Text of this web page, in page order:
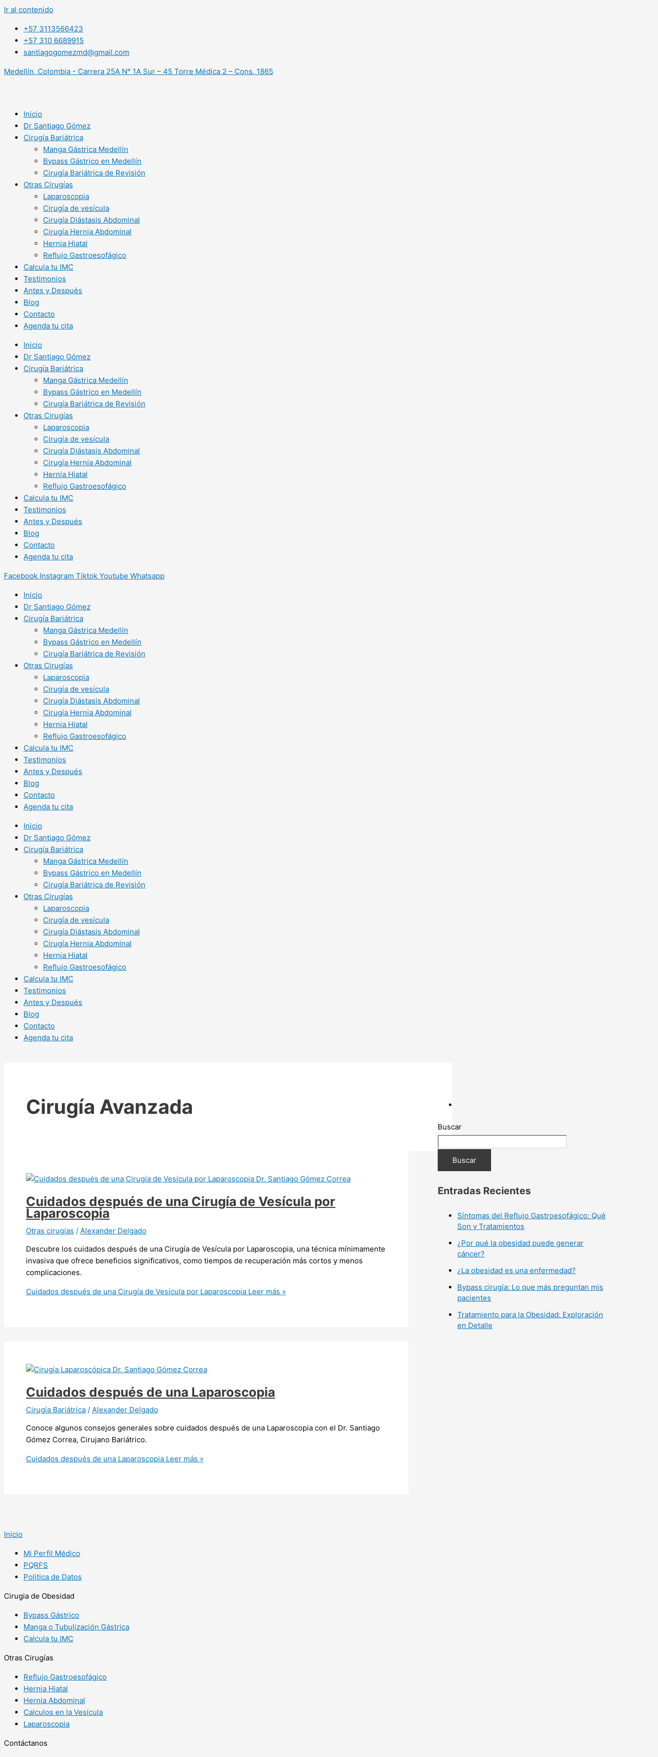
Ir al contenido
+57 3113566423
+57 310 6689915
santiagogomezmd@gmail.com
Medellín, Colombia - Carrera 25A N° 1A Sur – 45 Torre Médica 2 – Cons. 1865
Inicio
Dr Santiago Gómez
Cirugía Bariátrica
Manga Gástrica Medellín
Bypass Gástrico en Medellín
Cirugía Bariátrica de Revisión
Otras Cirugías
Laparoscopia
Cirugía de vesícula
Cirugía Diástasis Abdominal
Cirugía Hernia Abdominal
Hernia Hiatal
Reflujo Gastroesofágico
Calcula tu IMC
Testimonios
Antes y Después
Blog
Contacto
Agenda tu cita
Inicio
Dr Santiago Gómez
Cirugía Bariátrica
Manga Gástrica Medellín
Bypass Gástrico en Medellín
Cirugía Bariátrica de Revisión
Otras Cirugías
Laparoscopia
Cirugía de vesícula
Cirugía Diástasis Abdominal
Cirugía Hernia Abdominal
Hernia Hiatal
Reflujo Gastroesofágico
Calcula tu IMC
Testimonios
Antes y Después
Blog
Contacto
Agenda tu cita
Facebook Instagram Tiktok Youtube Whatsapp
Inicio
Dr Santiago Gómez
Cirugía Bariátrica
Manga Gástrica Medellín
Bypass Gástrico en Medellín
Cirugía Bariátrica de Revisión
Otras Cirugías
Laparoscopia
Cirugía de vesícula
Cirugía Diástasis Abdominal
Cirugía Hernia Abdominal
Hernia Hiatal
Reflujo Gastroesofágico
Calcula tu IMC
Testimonios
Antes y Después
Blog
Contacto
Agenda tu cita
Inicio
Dr Santiago Gómez
Cirugía Bariátrica
Manga Gástrica Medellín
Bypass Gástrico en Medellín
Cirugía Bariátrica de Revisión
Otras Cirugías
Laparoscopia
Cirugía de vesícula
Cirugía Diástasis Abdominal
Cirugía Hernia Abdominal
Hernia Hiatal
Reflujo Gastroesofágico
Calcula tu IMC
Testimonios
Antes y Después
Blog
Contacto
Agenda tu cita
Cirugía Avanzada
Cuidados después de una Cirugía de Vesícula por
Laparoscopia
Otras cirugías / Alexander Delgado
Descubre los cuidados después de una Cirugía de Vesícula por Laparoscopia, una técnica mínimamente
invasiva que ofrece beneficios significativos, como tiempos de recuperación más cortos y menos
complicaciones.
Cuidados después de una Cirugía de Vesícula por Laparoscopia Leer más »
Cuidados después de una Laparoscopia
Cirugía Bariátrica / Alexander Delgado
Conoce algunos consejos generales sobre cuidados después de una Laparoscopia con el Dr. Santiago
Gómez Correa, Cirujano Bariátrico.
Cuidados después de una Laparoscopia Leer más »
Buscar
Buscar
Entradas Recientes
Síntomas del Reflujo Gastroesofágico: Qué
Son y Tratamientos
¿Por qué la obesidad puede generar
cáncer?
¿La obesidad es una enfermedad?
Bypass cirugía: Lo que más preguntan mis
pacientes
Tratamiento para la Obesidad: Exploración
en Detalle
Inicio
Mi Perfil Médico
PQRFS
Politica de Datos
Cirugia de Obesidad
Bypass Gástrico
Manga o Tubulización Gástrica
Calcula tu IMC
Otras Cirugías
Reflujo Gastroesofágico
Hernia Hiatal
Hernia Abdominal
Calculos en la Vesícula
Laparoscopia
Contáctanos